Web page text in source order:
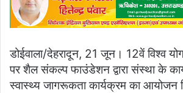
डोईवाला/देहरादून, 21 जून। 12वें विश्व
पर शैल संकल्प फाउंडेशन द्वारा संस्था के
स्वास्थ्य जागरूकता कार्यक्रम का आयोजन